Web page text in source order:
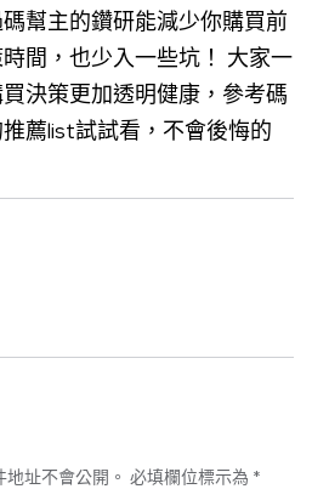
幫主的鑽研能減少你購買前
間，也少入一些坑！ 大家一
決策更加透明健康，參考碼
薦list試試看，不會後悔的
址不會公開。 必填欄位標示為 *